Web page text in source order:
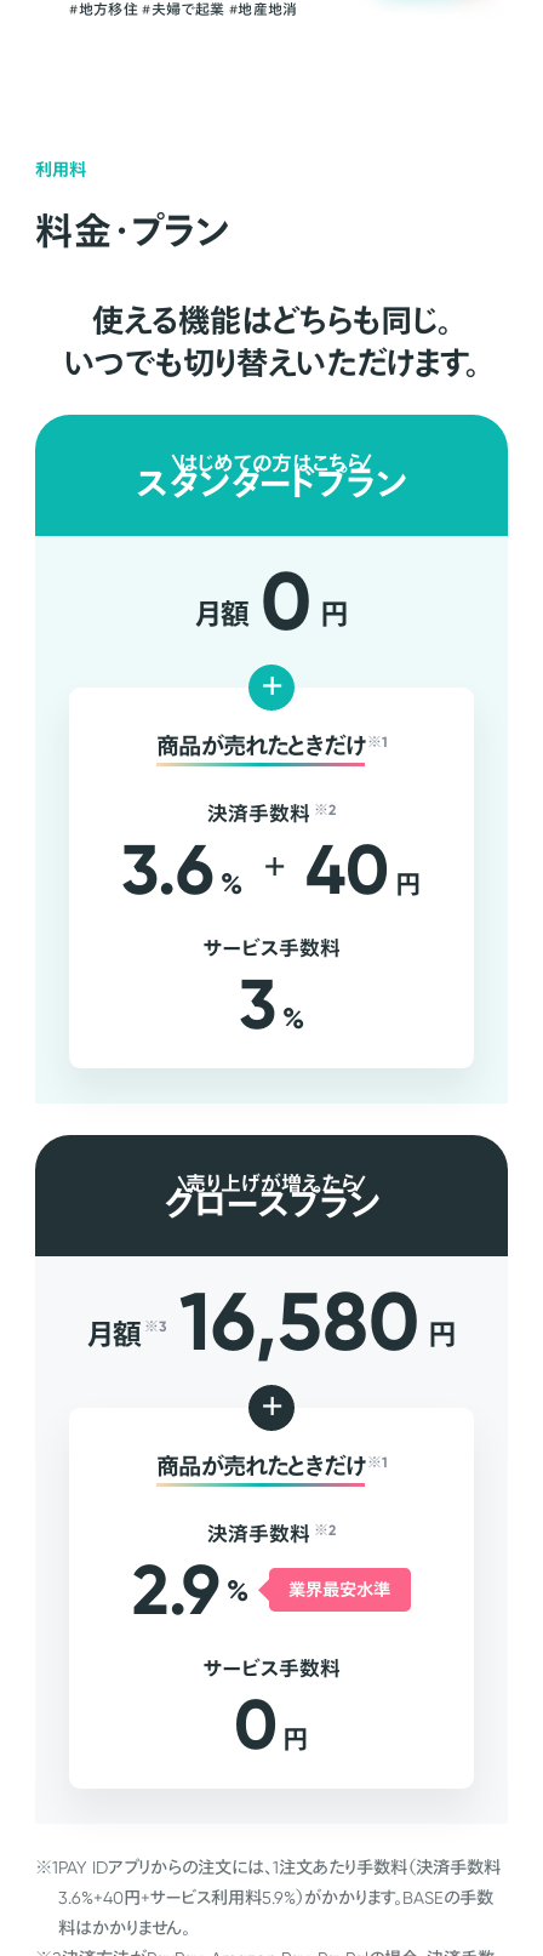
#地方移住 #夫婦で起業 #地産地消
利用料
料金・プラン
使える機能はどちらも同じ。
いつでも切り替えいただけます。
はじめての方はこちら
スタンダードプラン
月額 0 円
+
商品が売れたときだけ ※1
決済手数料 ※2
3.6 % + 40 円
サービス手数料
3 %
売り上げが増えたら
グロースプラン
月額 ※3 16,580 円
+
商品が売れたときだけ ※1
決済手数料 ※2
2.9 % 業界最安水準
サービス手数料
0 円
※1PAY IDアプリからの注文には、1注文あたり手数料（決済手数料
3.6%+40円+サービス利用料5.9%）がかかります。BASEの手数
料はかかりません。